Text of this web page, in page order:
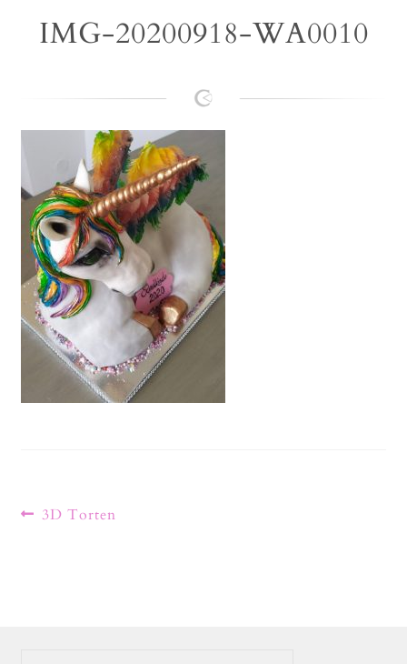
Torten Galerie
Kontakt
IMG-20200918-WA0010
3D Torten